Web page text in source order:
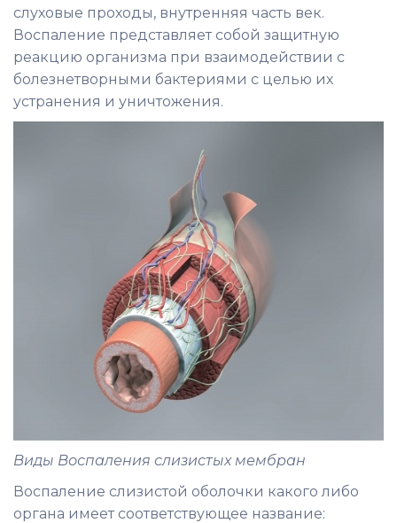
слуховые проходы, внутренняя часть век.
Воспаление представляет собой защитную
реакцию организма при взаимодействии с
болезнетворными бактериями с целью их
устранения и уничтожения.
Виды Воспаления слизистых мембран
Воспаление слизистой оболочки какого либо
органа имеет соответствующее название: